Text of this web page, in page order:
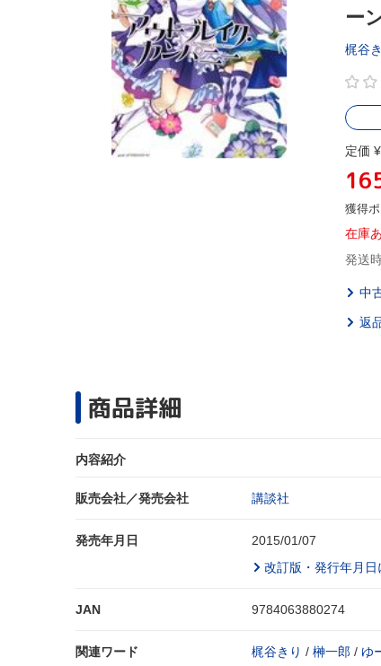
ー
梶谷
定価
獲得
在庫
発送
中
返
商品詳細
内容紹介
販売会社／発売会社 講談社
発売年月日
2015/01/07
改訂版・発行年月日
JAN 9784063880274
関連ワード 梶谷きり / 榊一郎 / ゆ